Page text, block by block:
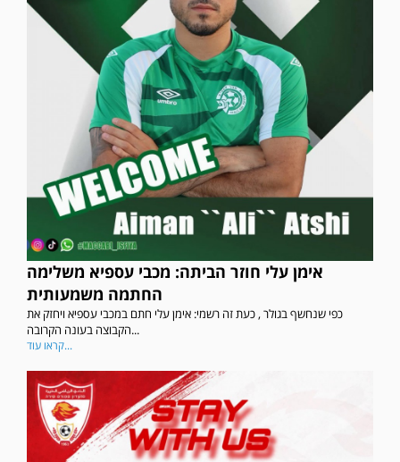
אימן עלי חוזר הביתה: מכבי עספיא משלימה
החתמה משמעותית
כפי שנחשף בגולר , כעת זה רשמי: אימן עלי חתם במכבי עספיא ויחזק את
הקבוצה בעונה הקרובה...
קראו עוד...